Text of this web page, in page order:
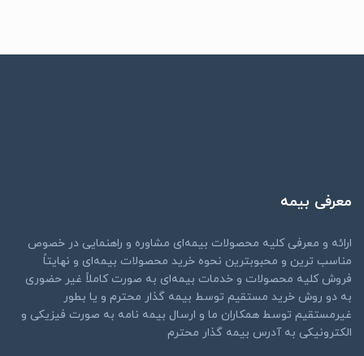
معرفی بیمه
ارائه و معرفی کلیه محصولات بیمه‌ای مشاوره و راهنمایی در خصوص
مناسب ترین و محبوبترین نحوه خرید محصولات بیمه‌ای و نهایتاً
فروش کلیه محصولات و خدمات بیمه‌ای به صورت کاملاً غیر حضوری
به دو روش خرید مستقیم توسط بیمه گذار محترم و یا بطور
غیرمستقیم توسط همکاران ما و ارسال بیمه نامه به صورت فیزیکی و
الکترونیکی به آدرس بیمه گذار محترم